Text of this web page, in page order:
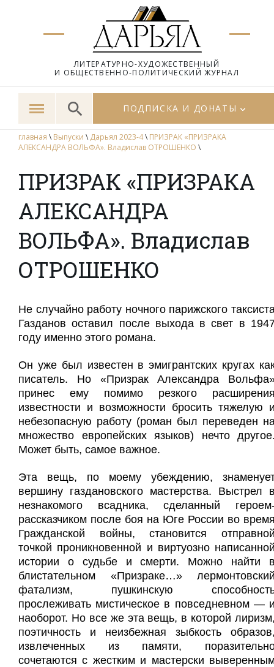
ЛИТЕРАТУРНО-ХУДОЖЕСТВЕННЫЙ
И ОБЩЕСТВЕННО-ПОЛИТИЧЕСКИЙ ЖУРНАЛ
ПОДПИСКА И ДОНАТЫ
главная \ Выпуски \ Дарьял 2023-4\ ПРИЗРАК «ПРИЗРАКА
АЛЕКСАНДРА ВОЛЬФА». Владислав ОТРОШЕНКО \
ПРИЗРАК «ПРИЗРАКА
АЛЕКСАНДРА
ВОЛЬФА». Владислав
ОТРОШЕНКО
Не случайно работу ночного парижского
Газданов оставил после выхода в свет в
году именно этого романа.
Он уже был известен в эмигрантских кругах
писатель. Но «Призрак Александра
принес ему помимо резкого
известности и возможности бросить тяжелую
небезопасную работу (роман был переведен
множество европейских языков) нечто
Может быть, самое важное.
Эта вещь, по моему убеждению,
вершину газдановского мастерства. Выстрел
незнакомого всадника, сделанный
рассказчиком после боя на Юге России во
Гражданской войны, становится
точкой проникновенной и виртуозно
истории о судьбе и смерти. Можно найти
блистательном «Призраке…»
фатализм, пушкинскую
прослеживать мистическое в повседневном —
наоборот. Но все же эта вещь, в которой
поэтичность и неизбежная зыбкость
извлеченных из памяти,
сочетаются с жестким и мастерски